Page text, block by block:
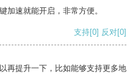
加速就能开启，非常方便。
支持[0] 反对[0]
再提升一下，比如能够支持更多地